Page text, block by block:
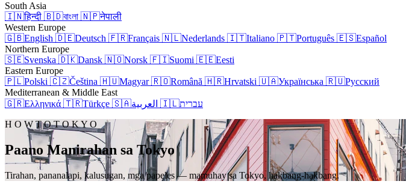
South Asia
🇮🇳हिन्दी 🇧🇩বাংলা 🇳🇵नेपाली
Western Europe
🇬🇧English 🇩🇪Deutsch 🇫🇷Français 🇳🇱Nederlands 🇮🇹Italiano 🇵🇹Português 🇪🇸Español
Northern Europe
🇸🇪Svenska 🇩🇰Dansk 🇳🇴Norsk 🇫🇮Suomi 🇪🇪Eesti
Eastern Europe
🇵🇱Polski 🇨🇿Čeština 🇭🇺Magyar🇷🇴Română 🇭🇷Hrvatski 🇺🇦Українська 🇷🇺Русский
Mediterranean & Middle East
🇬🇷Ελληνικά 🇹🇷Türkçe 🇸🇦 🇮🇱עברית
H O W T O T O K Y O
Paano Manirahan sa Tokyo
Tirahan, pananalapi, kalusugan, mga papeles — mamuhay sa Tokyo, hakbang-hakbang.